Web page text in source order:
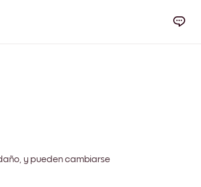
y pueden cambiarse